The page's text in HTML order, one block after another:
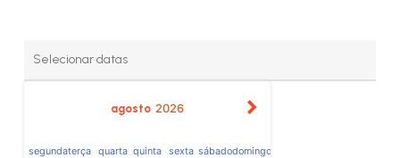
agosto 2026
segundaterça quarta quinta sexta sábadodomingo